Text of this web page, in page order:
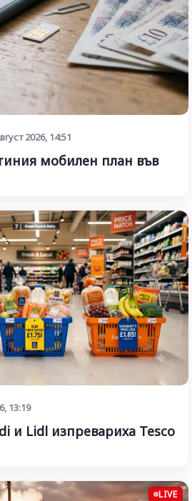
2026, 14:51
мобилен план във
13:19
и Lidl изпревариха Tesco
LIVE